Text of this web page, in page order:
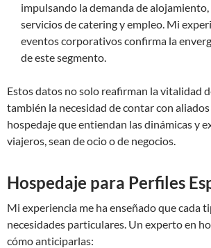
impulsando la demanda de
servicios de catering y empleo. Mi
eventos corporativos confirma la
de este segmento.
Estos datos no solo reafirman la vitalidad
también la necesidad de contar con
hospedaje que entiendan las dinámicas y
viajeros, sean de ocio o de negocios.
Hospedaje para Perfiles
Mi experiencia me ha enseñado que cada
necesidades particulares. Un experto en
cómo anticiparlas: